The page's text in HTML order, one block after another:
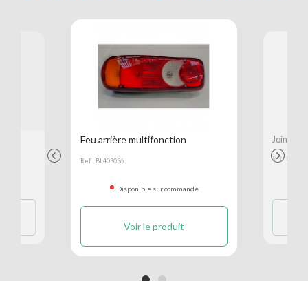
Previous
Feu arrière multifonction
Ref LBL403036
Disponible sur commande
Voir le produit
Joint
Ref
Next